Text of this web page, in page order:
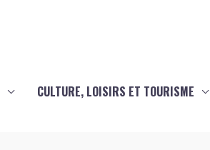
CULTURE, LOISIRS ET TOURISME